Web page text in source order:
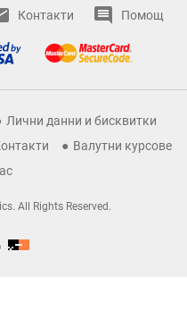
Контакти Помощ
Лични данни и бисквитки
Валутни курсове
All Rights Reserved.